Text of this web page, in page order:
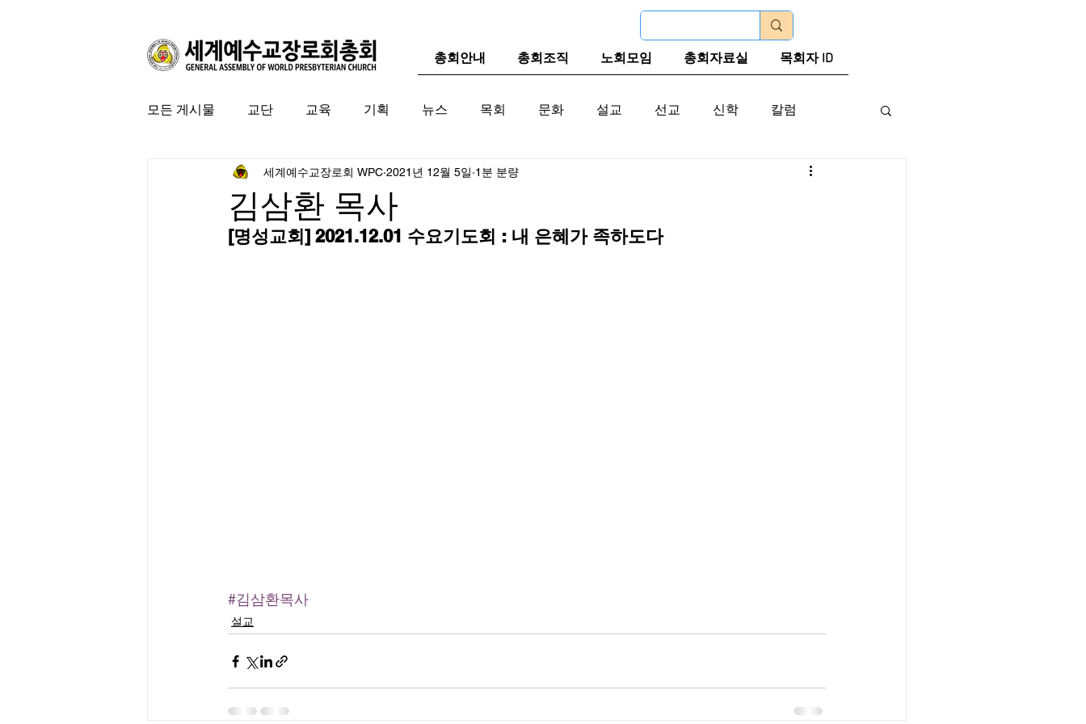
총회안내 총회조직 노회모임 총회자료실 목회자 ID
모든 게시물 교단 교육 기획 뉴스 목회 문화 설교 선교 신학 칼럼
특집 미국 교계 한국 교계 교단역사
김삼환 목사
세계예수교장로회 WPC 2021년 12월 5일 1분 분량
[명성교회] 2021.12.01 수요기도회 : 내 은혜가 족하도다
#김삼환목사
설교